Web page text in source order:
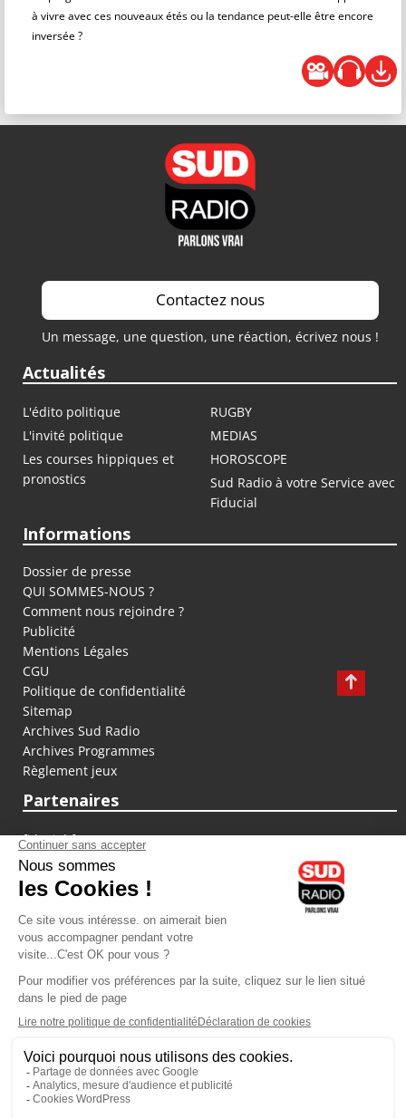
à vivre avec ces nouveaux étés ou la tendance peut-elle être encore
inversée ?
Contactez nous
Un message, une question, une réaction, écrivez nous !
Actualités
L'édito politique
RUGBY
L'invité politique
MEDIAS
Les courses hippiques et
pronostics
HOROSCOPE
Sud Radio à votre Service avec
Fiducial
Informations
Dossier de presse
QUI SOMMES-NOUS ?
Comment nous rejoindre ?
Publicité
Mentions Légales
CGU
Politique de confidentialité
Sitemap
Archives Sud Radio
Archives Programmes
Règlement jeux
Partenaires
fiducial.fr
lyoncapitale.fr
olympique-et-lyonnais.com
L'application Iphone / Android
Téléchargez l'application
Les cookies
Gestion des cookies
Crédit photos : ©Sud Radio / Pierre Olivier